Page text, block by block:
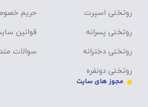
روتختی اسپرت
روتختی پسرانه
روتختی دخترانه
روتختی دونفره
حریم
قوانین
سوالات
مجوز های سایت